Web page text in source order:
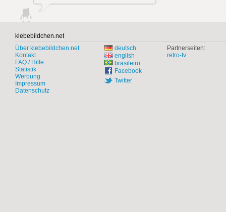
klebebildchen.net
Über klebebildchen.net
Kontakt
FAQ / Hilfe
Statistik
Werbung
Impressum
Datenschutz
deutsch
english
brasileiro
Facebook
Twitter
Partnerseiten:
retro-tv